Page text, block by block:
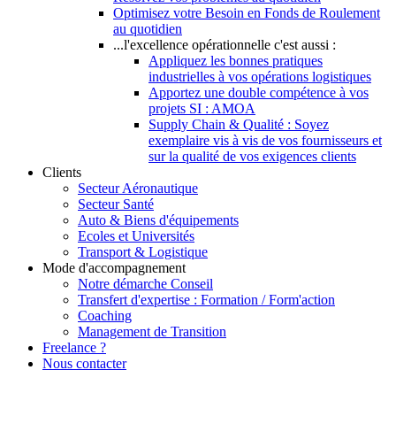
Optimisez votre Besoin en Fonds de Roulement
au quotidien
...l'excellence opérationnelle c'est aussi :
Appliquez les bonnes pratiques
industrielles à vos opérations logistiques
Apportez une double compétence à vos
projets SI : AMOA
Supply Chain & Qualité : Soyez
exemplaire vis à vis de vos fournisseurs et
sur la qualité de vos exigences clients
Clients
Secteur Aéronautique
Secteur Santé
Auto & Biens d'équipements
Ecoles et Universités
Transport & Logistique
Mode d'accompagnement
Notre démarche Conseil
Transfert d'expertise : Formation / Form'action
Coaching
Management de Transition
Freelance ?
Nous contacter